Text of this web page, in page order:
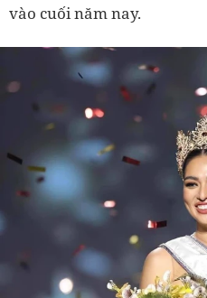
vào cuối năm nay.